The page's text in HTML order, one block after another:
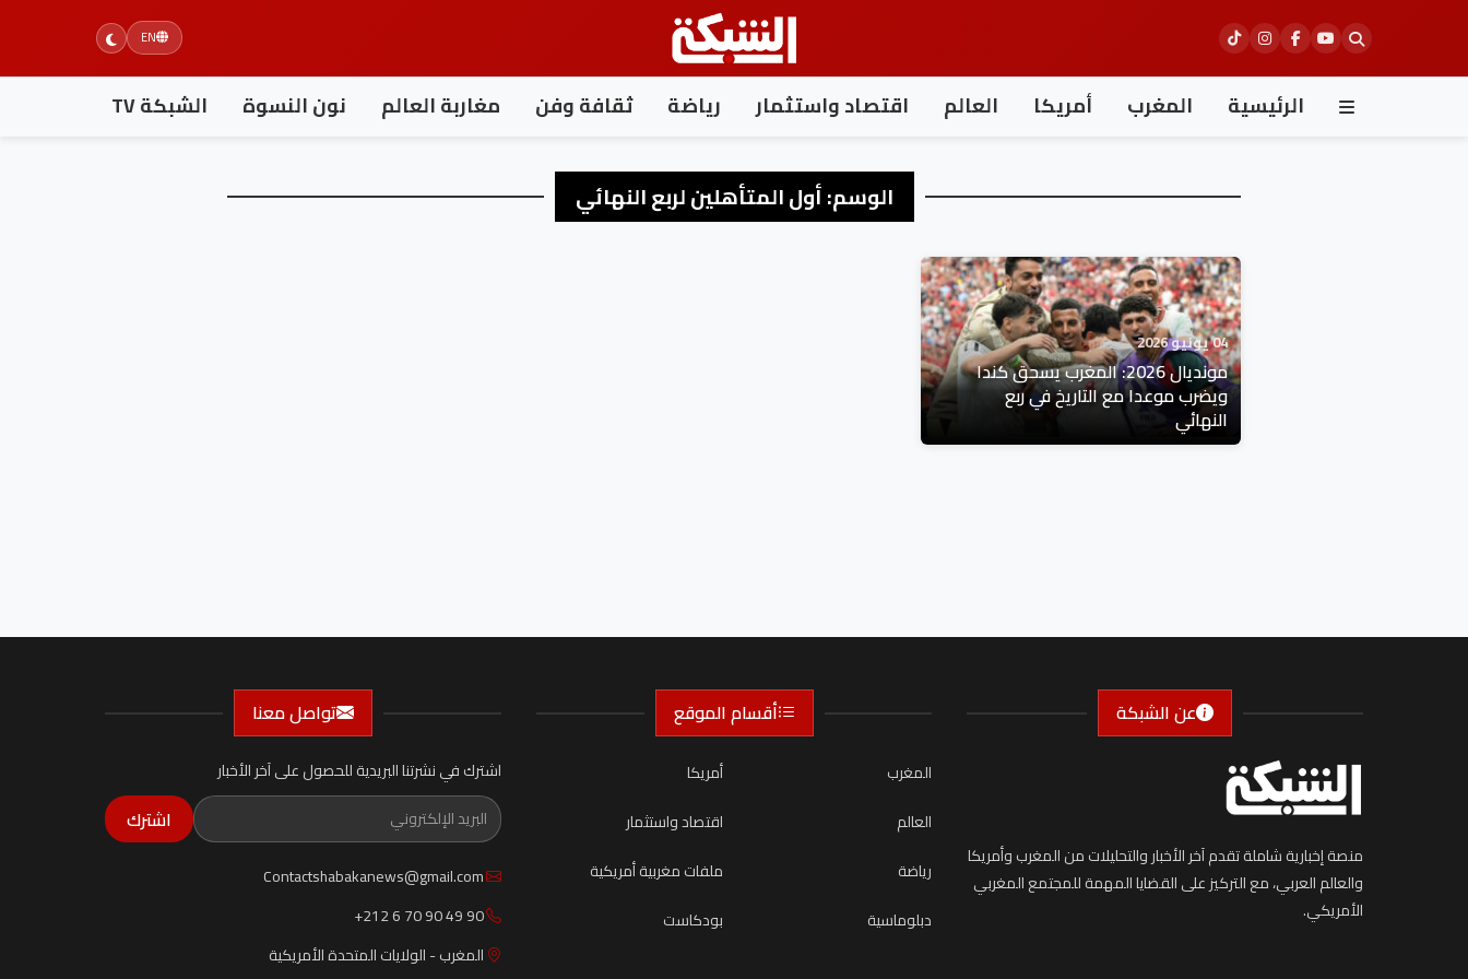
EN
الرئيسية المغرب أمريكا العالم اقتصاد واستثمار رياضة ثقافة وفن مغاربة العالم نون النسوة الشبكة TV
الوسم:أول المتأهلين لربع النهائي
04 يونيو 2026
مونديال 2026: المغرب يسحق كندا
ويضرب موعدا مع التاريخ في ربع
النهائي
عن الشبكة
منصة إخبارية شاملة تقدم آخر الأخبار والتحليلات من المغرب وأمريكا
والعالم العربي، مع التركيز على القضايا المهمة للمجتمع المغربي
الأمريكي.
أقسام الموقع
المغرب
أمريكا
العالم
اقتصاد واستثمار
رياضة
ملفات مغربية أمريكية
دبلوماسية
بودكاست
تواصل معنا
اشترك في نشرتنا البريدية للحصول على آخر الأخبار
اشترك
Contactshabakanews@gmail.com
+212 6 70 90 49 90
المغرب - الولايات المتحدة الأمريكية